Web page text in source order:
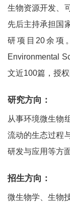
生物资源开发、
先后主持承担国
研项目20余项
Environmental
文近100篇，授
研究方向：
从事环境微生物
流动的生态过程
研发与应用等方
招生方向：
微生物学、生物